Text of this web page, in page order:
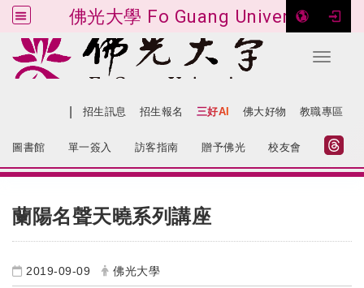
佛光大學 Fo Guang University
Toggle
跳到主要內容
招生訊息 招生報名 三好AI 佛大好物 教職專區
圖書館 單一簽入 訪客指南 贈予佛光 校友會
蘭陽名聲天曉系列講座
2019-09-09 佛光大學